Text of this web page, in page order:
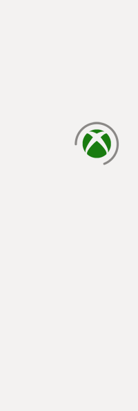
caricamento